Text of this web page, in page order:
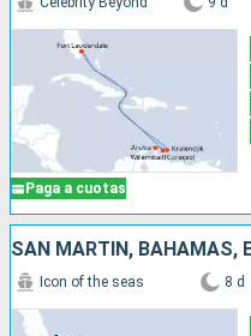
Paga a cuotas
Icon of the seas 8 d